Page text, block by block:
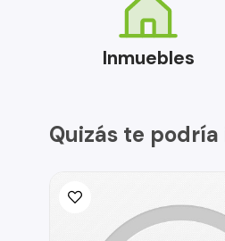
Inmuebles
Quizás te podría